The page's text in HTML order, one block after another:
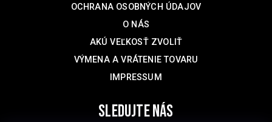
OCHRANA OSOBNÝCH ÚDAJOV
O NÁS
AKÚ VEĽKOSŤ ZVOLIŤ
VÝMENA A VRÁTENIE TOVARU
IMPRESSUM
SLEDUJTE NÁS